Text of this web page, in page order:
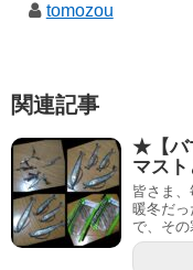
tomozou
関連記事
★【バ
マス
皆さま
暖冬だっ
で、そ